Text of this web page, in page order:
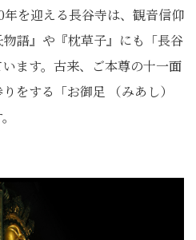
を迎える長谷寺は、観音信仰
語』や『枕草子』にも「長谷
ます。古来、ご本尊の十一面
をする「お御足 （みあし）